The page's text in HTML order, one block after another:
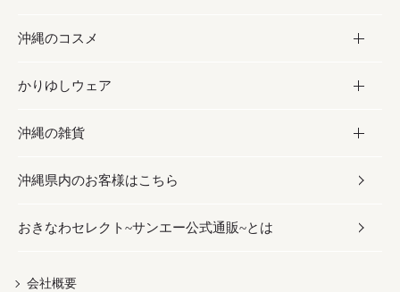
沖縄そば／乾麺
レトルト食品
乾物／粉類
塩
お酢／ドレッシング
しょうゆ
みそ
だし／スパイス／島唐辛子
黒糖
ちんすこう
伝統菓子
スナック
おつまみ
紅芋
お酒・ドリンク
泡盛
ビール・チューハイ
ワイン・ウィスキー・カクテル
ドリンク
茶葉
沖縄のコスメ
コスメ
スキンケア
ボディケア
ヘアケア
UVケア
かりゆしウェア
かりゆしウェア
メンズ
レディース
沖縄の雑貨
雑貨
沖縄ファッション
伝統工芸品
沖縄県内のお客様はこちら
おきなわセレクト~サンエー公式通販~とは
会社概要